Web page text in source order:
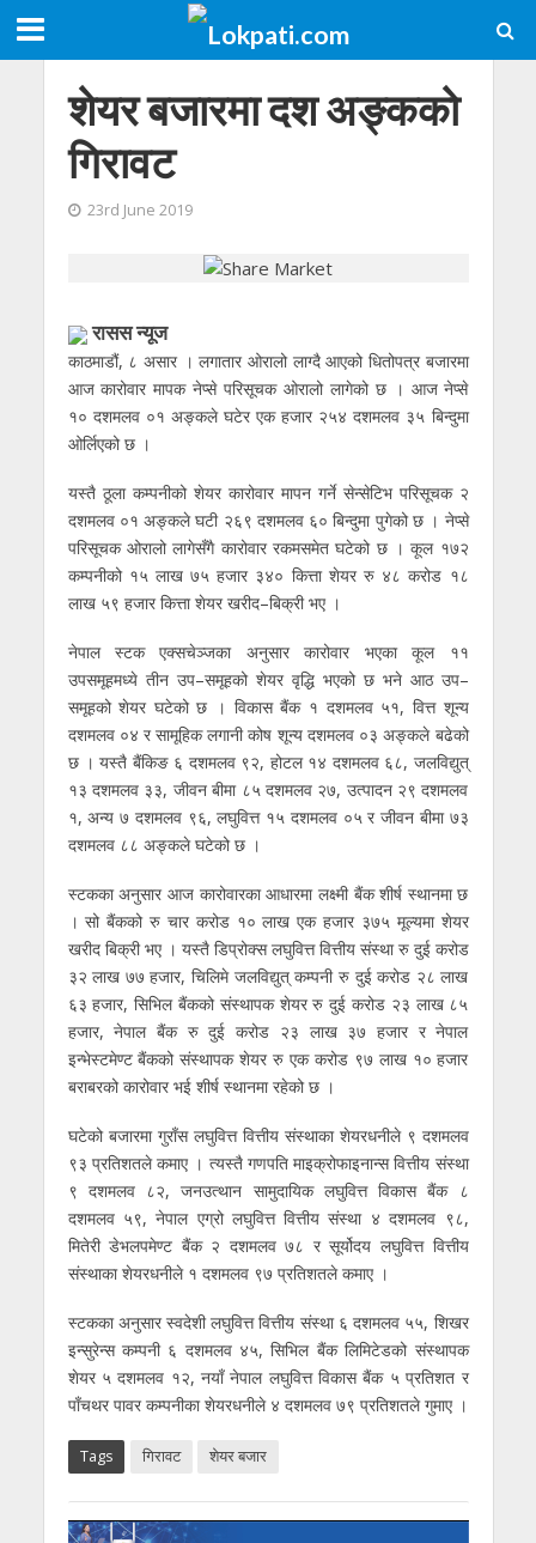
शेयर बजारमा दश अङ्ककाे
गिरावट
23rd June 2019
रासस न्यूज
काठमाडौं, ८ असार । लगातार ओरालो लाग्दै आएको धितोपत्र बजारमा
आज कारोवार मापक नेप्से परिसूचक ओरालो लागेको छ । आज नेप्से
१० दशमलव ०१ अङ्कले घटेर एक हजार २५४ दशमलव ३५ बिन्दुमा
ओर्लिएको छ ।
यस्तै ठूला कम्पनीको शेयर कारोवार मापन गर्ने सेन्सेटिभ परिसूचक २
दशमलव ०१ अङ्कले घटी २६९ दशमलव ६० बिन्दुमा पुगेको छ । नेप्से
परिसूचक ओरालो लागेसँगै कारोवार रकमसमेत घटेको छ । कूल १७२
कम्पनीको १५ लाख ७५ हजार ३४० कित्ता शेयर रु ४८ करोड १८
लाख ५९ हजार कित्ता शेयर खरीद–बिक्री भए ।
नेपाल स्टक एक्सचेञ्जका अनुसार कारोवार भएका कूल ११
उपसमूहमध्ये तीन उप–समूहको शेयर वृद्धि भएको छ भने आठ उप–
समूहको शेयर घटेको छ । विकास बैंक १ दशमलव ५१, वित्त शून्य
दशमलव ०४ र सामूहिक लगानी कोष शून्य दशमलव ०३ अङ्कले बढेको
छ । यस्तै बैंकिङ ६ दशमलव ९२, होटल १४ दशमलव ६८, जलविद्युत्
१३ दशमलव ३३, जीवन बीमा ८५ दशमलव २७, उत्पादन २९ दशमलव
१, अन्य ७ दशमलव ९६, लघुवित्त १५ दशमलव ०५ र जीवन बीमा ७३
दशमलव ८८ अङ्कले घटेको छ ।
स्टकका अनुसार आज कारोवारका आधारमा लक्ष्मी बैंक शीर्ष स्थानमा छ
। सो बैंकको रु चार करोड १० लाख एक हजार ३७५ मूल्यमा शेयर
खरीद बिक्री भए । यस्तै डिप्रोक्स लघुवित्त वित्तीय संस्था रु दुई करोड
३२ लाख ७७ हजार, चिलिमे जलविद्युत् कम्पनी रु दुई करोड २८ लाख
६३ हजार, सिभिल बैंकको संस्थापक शेयर रु दुई करोड २३ लाख ८५
हजार, नेपाल बैंक रु दुई करोड २३ लाख ३७ हजार र नेपाल
इन्भेस्टमेण्ट बैंकको संस्थापक शेयर रु एक करोड ९७ लाख १० हजार
बराबरको कारोवार भई शीर्ष स्थानमा रहेको छ ।
घटेको बजारमा गुराँस लघुवित्त वित्तीय संस्थाका शेयरधनीले ९ दशमलव
९३ प्रतिशतले कमाए । त्यस्तै गणपति माइक्रोफाइनान्स वित्तीय संस्था
९ दशमलव ८२, जनउत्थान सामुदायिक लघुवित्त विकास बैंक ८
दशमलव ५९, नेपाल एग्रो लघुवित्त वित्तीय संस्था ४ दशमलव ९८,
मितेरी डेभलपमेण्ट बैंक २ दशमलव ७८ र सूर्योदय लघुवित्त वित्तीय
संस्थाका शेयरधनीले १ दशमलव ९७ प्रतिशतले कमाए ।
स्टकका अनुसार स्वदेशी लघुवित्त वित्तीय संस्था ६ दशमलव ५५, शिखर
इन्सुरेन्स कम्पनी ६ दशमलव ४५, सिभिल बैंक लिमिटेडको संस्थापक
शेयर ५ दशमलव १२, नयाँ नेपाल लघुवित्त विकास बैंक ५ प्रतिशत र
पाँचथर पावर कम्पनीका शेयरधनीले ४ दशमलव ७९ प्रतिशतले गुमाए ।
Tags गिरावट शेयर बजार